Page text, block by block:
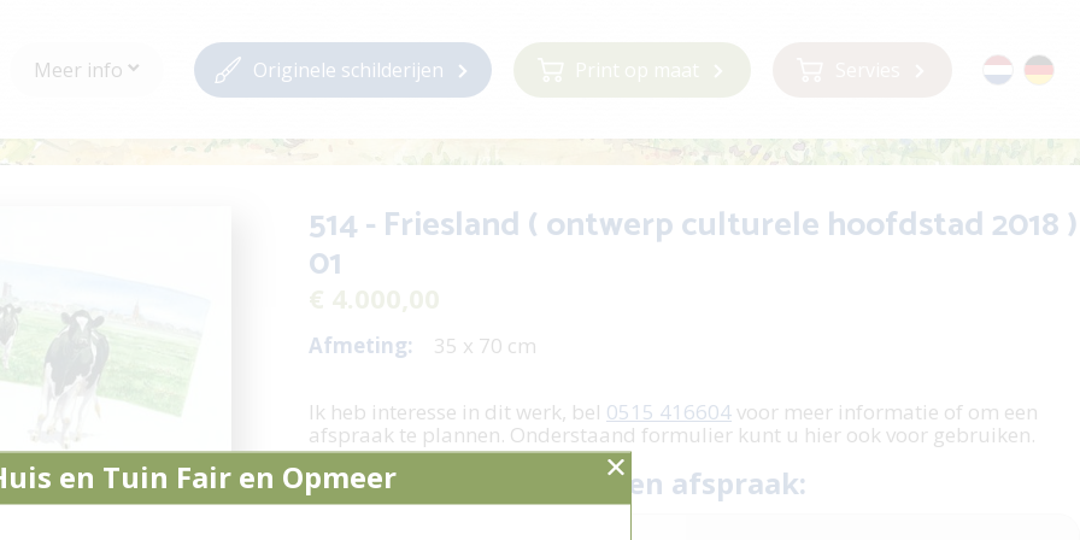
Meer info Originele schilderijen
514 - Friesland ( ontwerp culturele hoofdstad 2018 )
01
Afmeting: 35 x 70 cm
Ik heb interesse in dit werk, bel 0515 416604voor meer informatie of om een
afspraak te plannen. Onderstaand formulier kunt u hier ook voor gebruiken.
Stel een vraag / plan een afspraak:
en Tuin Fair en Opmeer